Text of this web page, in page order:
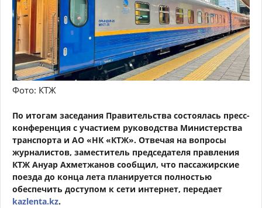
Фото: КТЖ
По итогам заседания Правительства состоялась пресс-
конференция с участием руководства Министерства
транспорта и АО «НК «КТЖ». Отвечая на вопросы
журналистов, заместитель председателя правления
КТЖ Ануар Ахметжанов сообщил, что пассажирские
поезда до конца лета планируется полностью
обеспечить доступом к сети интернет, передает
kazlenta.kz.